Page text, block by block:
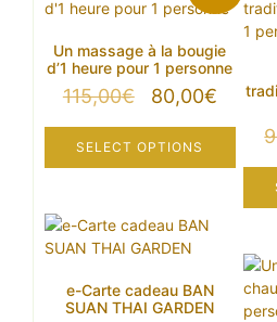
Un massage à la bougie
d’1 heure pour 1 personne
115,00€
Le
initial
était :
80,00€Le
actuel
est :
SELECT OPTIONS
e-Carte cadeau BAN
SUAN THAI GARDEN